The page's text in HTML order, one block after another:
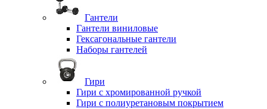
Гантели
Гантели виниловые
Гексагональные гантели
Наборы гантелей
Гири
Гири с хромированной ручкой
Гири с полиуретановым покрытием